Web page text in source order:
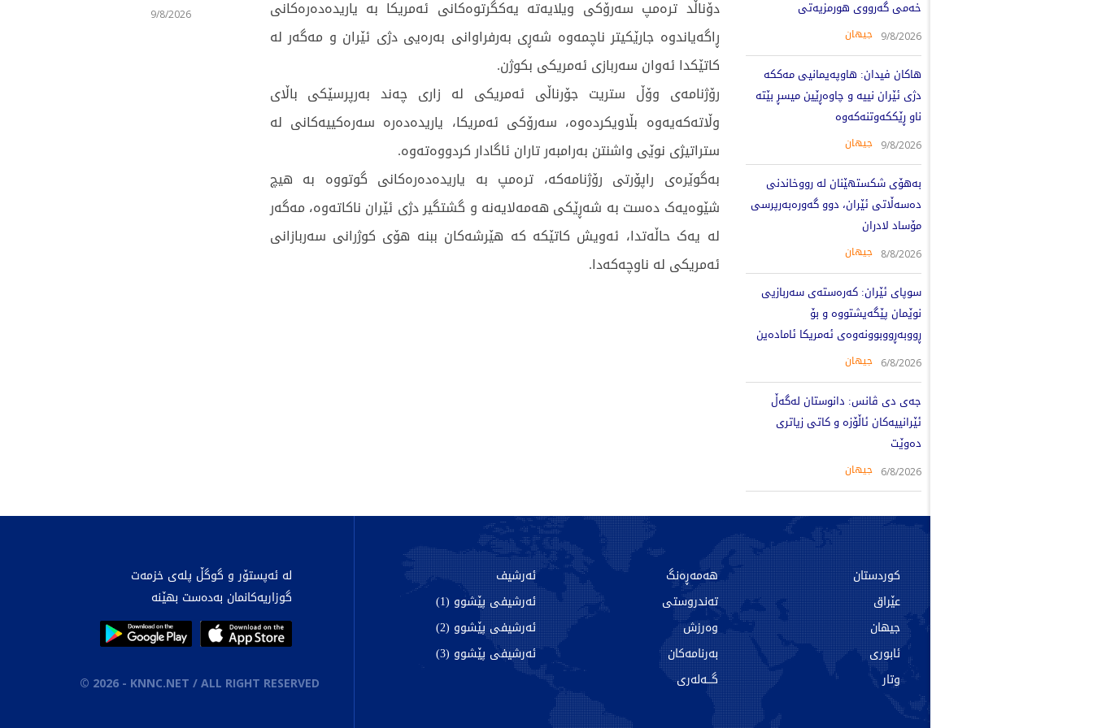
خەمی گەرووی هورمزیەتی
9/8/2026 جیهان
هاکان فیدان: هاوپەیمانیی مەککە
دژی ئێران نییە و چاوەڕێین میسڕ بێتە
ناو ڕێککەوتنەکەوە
9/8/2026 جیهان
بەهۆی شکستهێنان لە رووخاندنی
دەسەڵاتی ئێران، دوو گەورەبەرپرسی
مۆساد لادران
8/8/2026 جیهان
سوپای ئێران: کەرەستەی سەربازیی
نوێمان پێگەیشتووە و بۆ
ڕووبەڕووبوونەوەی ئەمریکا ئامادەین
6/8/2026 جیهان
جەی دی ڤانس: دانوستان لەگەڵ
ئێرانییەکان ئاڵۆزە و کاتی زیاتری
دەوێت
6/8/2026 جیهان
دۆناڵد ترەمپ سەرۆکی ویلایەتە یەکگرتوەکانی ئەمریکا بە یاریدەدەرەکانی
ڕاگەیاندوە جارێکیتر ناچمەوە شەڕی بەرفراوانی بەرەیی دژی ئێران و مەگەر لە
کاتێکدا ئەوان سەربازی ئەمریکی بکوژن.
رۆژنامەی وۆڵ ستریت جۆرناڵی ئەمریکی لە زاری چەند بەرپرسێکی باڵای
وڵاتەکەیەوە بڵاویکردەوە، سەرۆکی ئەمریکا، یاریدەدەرە سەرەکییەکانی لە
ستراتیژی نوێی واشنتن بەرامبەر تاران ئاگادار کردووەتەوە.
بەگوێرەی راپۆرتی رۆژنامەکە، ترەمپ بە یاریدەدەرەکانی گوتووە بە هیچ
شێوەیەک دەست بە شەڕێکی هەمەلایەنە و گشتگیر دژی ئێران ناکاتەوە، مەگەر
لە یەک حاڵەتدا، ئەویش کاتێکە کە هێرشەکان ببنە هۆی کوژرانی سەربازانی
ئەمریکی لە ناوچەکەدا.
9/8/2026
کوردستان
عێراق
جیهان
ئابوری
وتار
هەمەڕەنگ
تەندروستی
وەرزش
بەرنامەکان
گـــەلەری
ئەرشیف
ئەرشیفی پێشوو (1)
ئەرشیفی پێشوو (2)
ئەرشیفی پێشوو (3)
لە ئەپستۆر و گوگڵ پلەی خزمەت
گوزاریەکانمان بەدەست بهێنە
© 2026- KNNC.NET / ALL RIGHT RESERVED